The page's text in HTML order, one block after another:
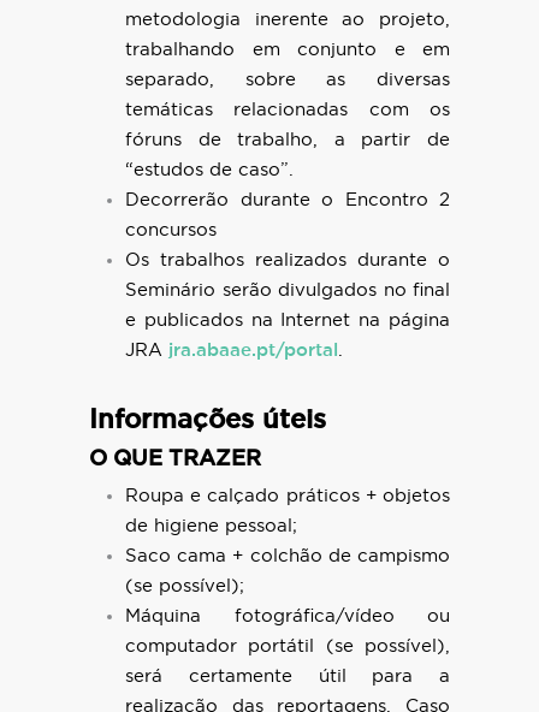
metodologia inerente ao projeto,
trabalhando em conjunto e em
separado, sobre as diversas
temáticas relacionadas com os
fóruns de trabalho, a partir de
“estudos de caso”.
Decorrerão durante o Encontro 2
concursos
Os trabalhos realizados durante o
Seminário serão divulgados no final
e publicados na Internet na página
JRA jra.abaae.pt/portal .
Informações úteis
O QUE TRAZER
Roupa e calçado práticos + objetos
de higiene pessoal;
Saco cama + colchão de campismo
(se possível);
Máquina fotográfica/vídeo ou
computador portátil (se possível),
será certamente útil para a
realização das reportagens. Caso